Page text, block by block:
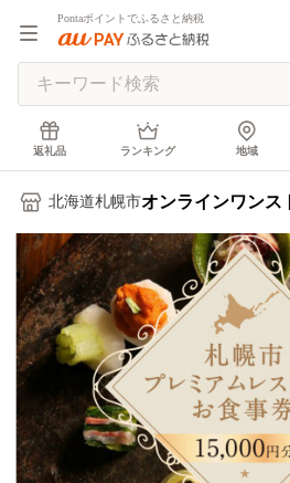
Pontaポイントでふるさと納税
返礼品 ランキング 地域
北海道札幌市オンラインワンス